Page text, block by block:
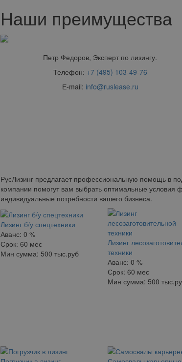
Наши преимущества
Петр Федоров, Эксперт по лизингу.
Телефон: +7 (495) 103-49-76
Е-mail: info@ruslease.ru
РусЛизинг предлагает профессиональную помощь в
компании помогут вам выбрать оптимальные
индивидуальные потребности вашего бизнеса.
Лизинг б/у спецтехники
Аванс: 0 %
Срок: 60 мес
Мин сумма: 500 тыс.руб
Лизинг
техники
Аванс: 0 %
Срок: 60 мес
Мин сумма: 500